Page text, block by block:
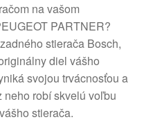
na vašom
PARTNER?
stierača Bosch,
diel vášho
svojou trvácnosťou a
neho robí skvelú voľbu
stierača.